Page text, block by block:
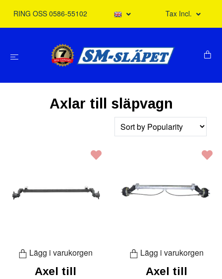
RING OSS 0586-55102 Tax Incl.
Axlar till släpvagn
Lägg i varukorgen
Axel till
Lägg i varukorgen
Axel till